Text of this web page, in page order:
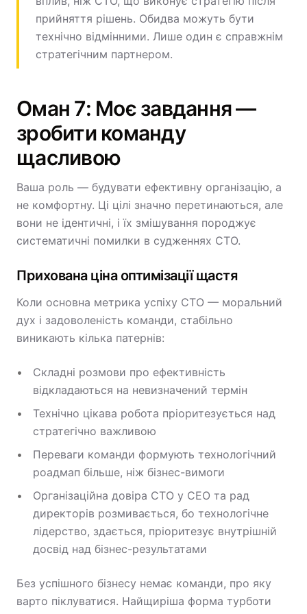
прийняття рішень. Обидва можуть бути
технічно відмінними. Лише один є справжнім
стратегічним партнером.
Оман 7: Моє завдання —
зробити команду
щасливою
Ваша роль — будувати ефективну організацію, а
не комфортну. Ці цілі значно перетинаються, але
вони не ідентичні, і їх змішування породжує
систематичні помилки в судженнях CTO.
Прихована ціна оптимізації щастя
Коли основна метрика успіху CTO — моральний
дух і задоволеність команди, стабільно
виникають кілька патернів:
Складні розмови про ефективність
відкладаються на невизначений термін
Технічно цікава робота пріоритезується над
стратегічно важливою
Переваги команди формують технологічний
роадмап більше, ніж бізнес-вимоги
Організаційна довіра CTO у CEO та рад
директорів розмивається, бо технологічне
лідерство, здається, пріоритезує внутрішній
досвід над бізнес-результатами
Без успішного бізнесу немає команди, про яку
варто піклуватися. Найщиріша форма турботи